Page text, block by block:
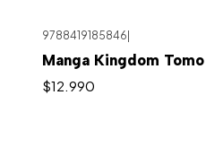
9788419185846
Manga Kingdom
$12.990